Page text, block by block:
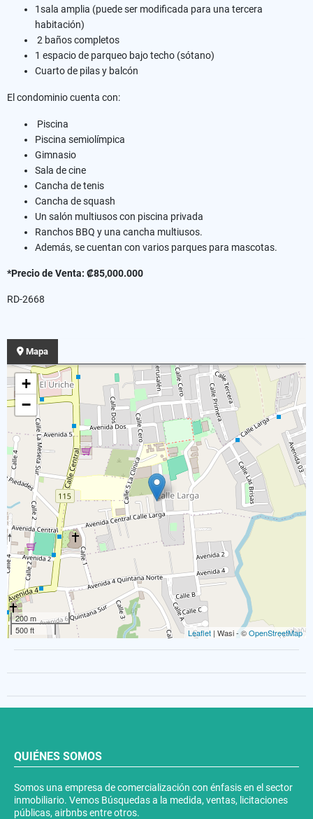
1sala amplia (puede ser modificada para una tercera
habitación)
2 baños completos
1 espacio de parqueo bajo techo (sótano)
Cuarto de pilas y balcón
El condominio cuenta con:
Piscina
Piscina semiolímpica
Gimnasio
Sala de cine
Cancha de tenis
Cancha de squash
Un salón multiusos con piscina privada
Ranchos BBQ y una cancha multiusos.
Además, se cuentan con varios parques para mascotas.
*Precio de Venta: ₡85,000.000
RD-2668
Mapa
+
−
200 m
500 ft
Leaflet | Wasi - ©OpenStreetMap
QUIÉNES SOMOS
Somos una empresa de comercialización con énfasis en el sector
inmobiliario. Vemos Búsquedas a la medida, ventas, licitaciones
públicas, airbnbs entre otros.